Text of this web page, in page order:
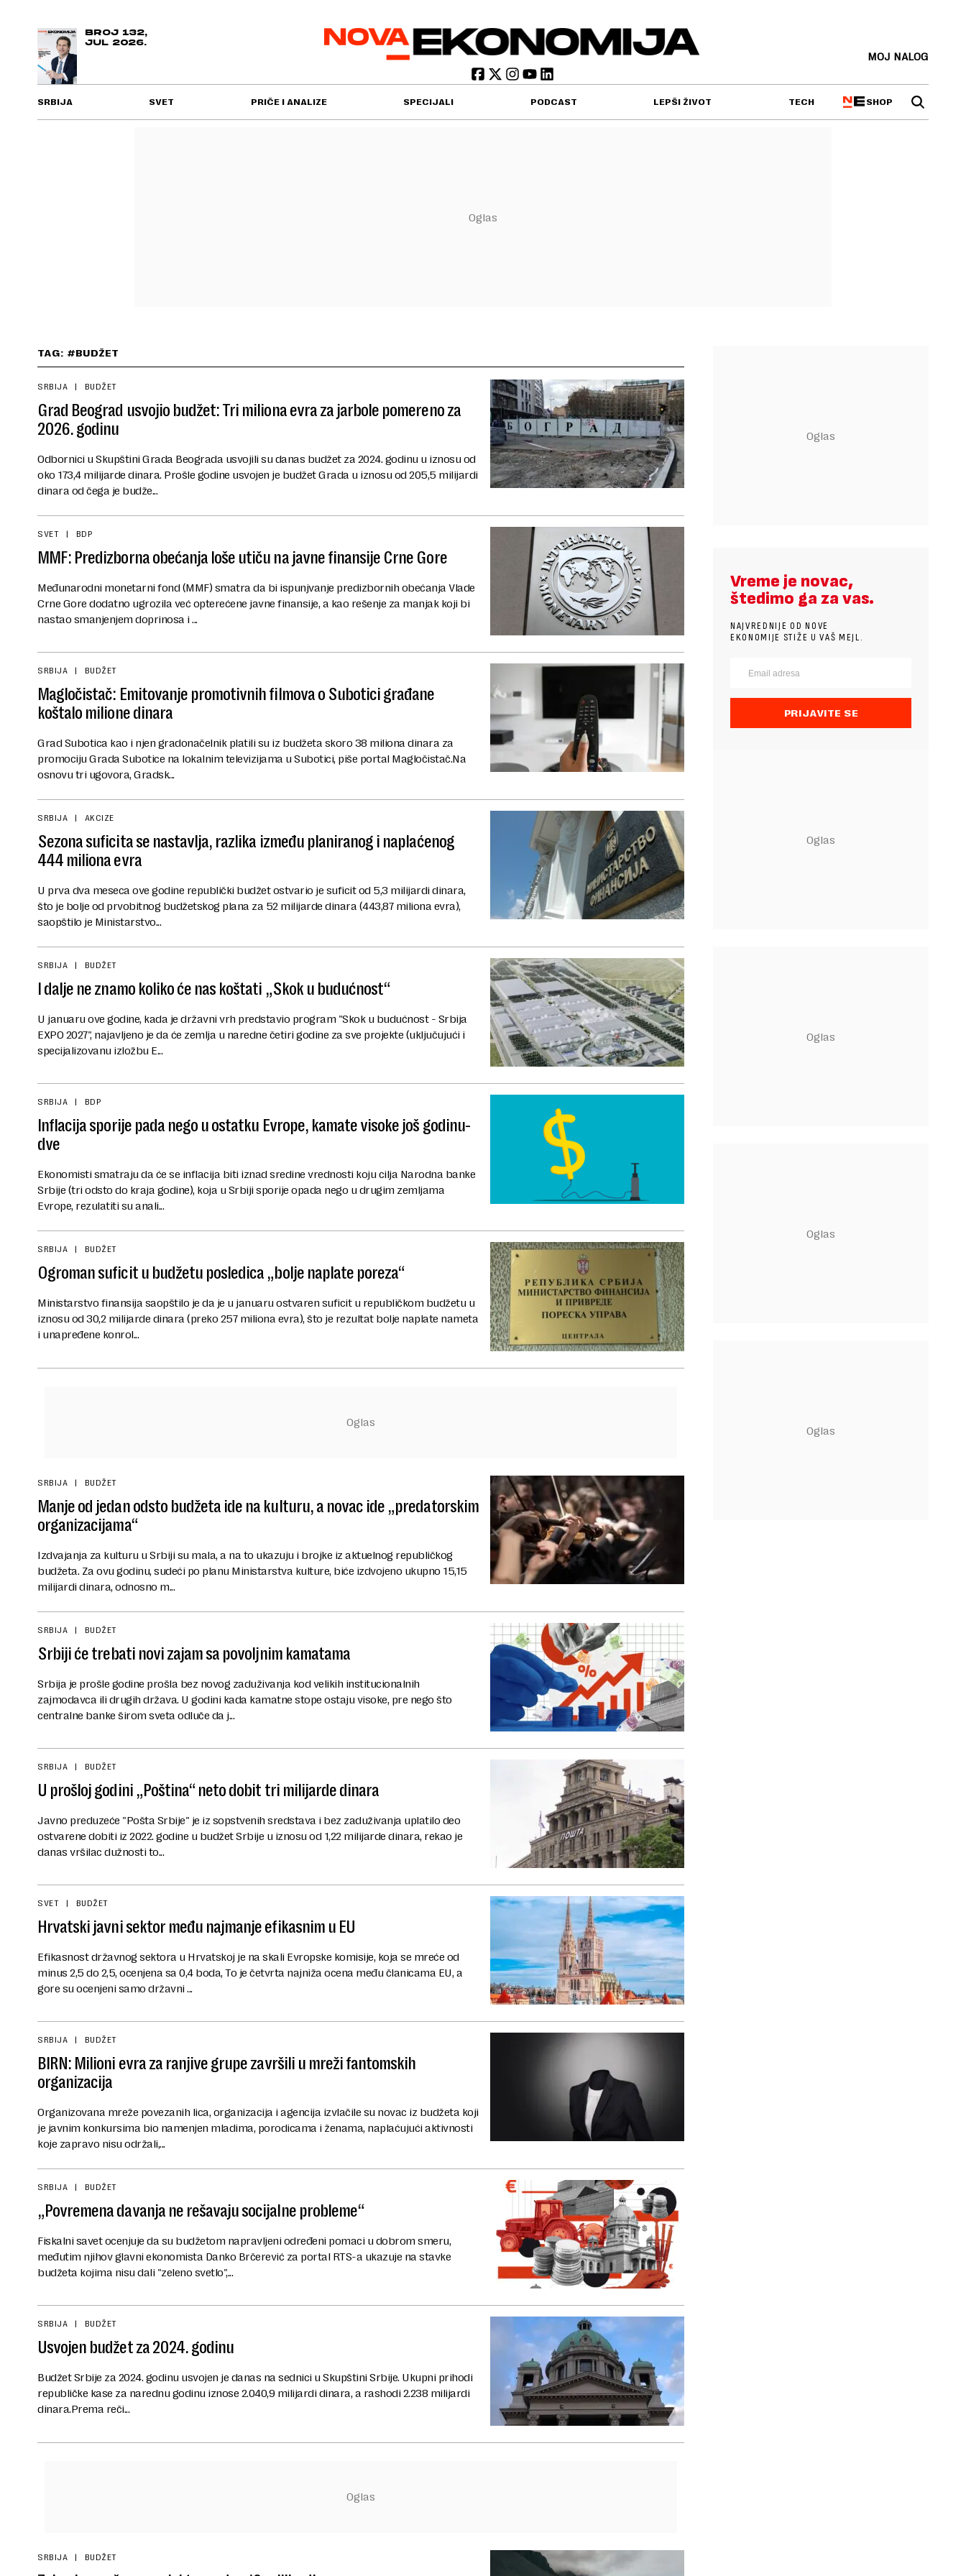
BROJ 132,
JUL 2026.
MOJ NALOG
SRBIJA SVET PRIČE I ANALIZE SPECIJALI PODCAST LEPŠI ŽIVOT TECH SHOP
TAG: #BUDŽET
SRBIJA BUDŽET
Grad Beograd usvojio budžet: Tri miliona evra za jarbole pomereno za
2026. godinu
Odbornici u Skupštini Grada Beograda usvojili su danas budžet za 2024. godinu u iznosu od
oko 173,4 milijarde dinara. Prošle godine usvojen je budžet Grada u iznosu od 205,5 milijardi
dinara od čega je budže...
SVET BDP
MMF: Predizborna obećanja loše utiču na javne finansije Crne Gore
Međunarodni monetarni fond (MMF) smatra da bi ispunjvanje predizbornih obećanja Vlade
Crne Gore dodatno ugrozila već opterećene javne finansije, a kao rešenje za manjak koji bi
nastao smanjenjem doprinosa i ...
SRBIJA BUDŽET
Magločistač: Emitovanje promotivnih filmova o Subotici građane
koštalo milione dinara
Grad Subotica kao i njen gradonačelnik platili su iz budžeta skoro 38 miliona dinara za
promociju Grada Subotice na lokalnim televizijama u Subotici, piše portal Magločistač.Na
osnovu tri ugovora, Gradsk...
SRBIJA AKCIZE
Sezona suficita se nastavlja, razlika između planiranog i naplaćenog
444 miliona evra
U prva dva meseca ove godine republički budžet ostvario je suficit od 5,3 milijardi dinara,
što je bolje od prvobitnog budžetskog plana za 52 milijarde dinara (443,87 miliona evra),
saopštilo je Ministarstvo...
SRBIJA BUDŽET
I dalje ne znamo koliko će nas koštati „Skok u budućnost“
U januaru ove godine, kada je državni vrh predstavio program "Skok u budućnost - Srbija
EXPO 2027", najavljeno je da će zemlja u naredne četiri godine za sve projekte (uključujući i
specijalizovanu izložbu E...
SRBIJA BDP
Inflacija sporije pada nego u ostatku Evrope, kamate visoke još godinu-
dve
Ekonomisti smatraju da će se inflacija biti iznad sredine vrednosti koju cilja Narodna banke
Srbije (tri odsto do kraja godine), koja u Srbiji sporije opada nego u drugim zemljama
Evrope, rezulatiti su anali...
SRBIJA BUDŽET
Ogroman suficit u budžetu posledica „bolje naplate poreza“
Ministarstvo finansija saopštilo je da je u januaru ostvaren suficit u republičkom budžetu u
iznosu od 30,2 milijarde dinara (preko 257 miliona evra), što je rezultat bolje naplate nameta
i unapređene konrol...
SRBIJA BUDŽET
Manje od jedan odsto budžeta ide na kulturu, a novac ide „predatorskim
organizacijama“
Izdvajanja za kulturu u Srbiji su mala, a na to ukazuju i brojke iz aktuelnog republičkog
budžeta. Za ovu godinu, sudeći po planu Ministarstva kulture, biće izdvojeno ukupno 15,15
milijardi dinara, odnosno m...
SRBIJA BUDŽET
Srbiji će trebati novi zajam sa povoljnim kamatama
Srbija je prošle godine prošla bez novog zaduživanja kod velikih institucionalnih
zajmodavca ili drugih država. U godini kada kamatne stope ostaju visoke, pre nego što
centralne banke širom sveta odluče da j...
SRBIJA BUDŽET
U prošloj godini „Poština“ neto dobit tri milijarde dinara
Javno preduzeće "Pošta Srbije" je iz sopstvenih sredstava i bez zaduživanja uplatilo deo
ostvarene dobiti iz 2022. godine u budžet Srbije u iznosu od 1,22 milijarde dinara, rekao je
danas vršilac dužnosti to...
SVET BUDŽET
Hrvatski javni sektor među najmanje efikasnim u EU
Efikasnost državnog sektora u Hrvatskoj je na skali Evropske komisije, koja se mreće od
minus 2,5 do 2,5, ocenjena sa 0,4 boda, To je četvrta najniža ocena među članicama EU, a
gore su ocenjeni samo državni ...
SRBIJA BUDŽET
BIRN: Milioni evra za ranjive grupe završili u mreži fantomskih
organizacija
Organizovana mreže povezanih lica, organizacija i agencija izvlačile su novac iz budžeta koji
je javnim konkursima bio namenjen mladima, porodicama i ženama, naplaćujući aktivnosti
koje zapravo nisu održali,...
SRBIJA BUDŽET
„Povremena davanja ne rešavaju socijalne probleme“
Fiskalni savet ocenjuje da su budžetom napravljeni određeni pomaci u dobrom smeru,
međutim njihov glavni ekonomista Danko Brčerević za portal RTS-a ukazuje na stavke
budžeta kojima nisu dali "zeleno svetlo",...
SRBIJA BUDŽET
Usvojen budžet za 2024. godinu
Budžet Srbije za 2024. godinu usvojen je danas na sednici u Skupštini Srbije. Ukupni prihodi
republičke kase za narednu godinu iznose 2.040,9 milijardi dinara, a rashodi 2.238 milijardi
dinara.Prema reči...
SRBIJA BUDŽET
Vreme je novac,
štedimo ga za vas.
NAJVREDNIJE OD NOVE
EKONOMIJE STIŽE U VAŠ MEJL.
PRIJAVITE SE